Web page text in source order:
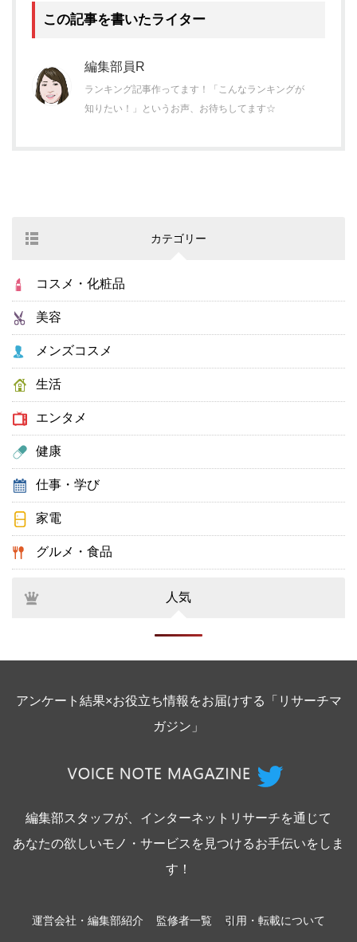
この記事を書いたライター
編集部員R
ランキング記事作ってます！「こんなランキングが
知りたい！」というお声、お待ちしてます☆
カテゴリー
コスメ・化粧品
美容
メンズコスメ
生活
エンタメ
健康
仕事・学び
家電
グルメ・食品
人気
アンケート結果×お役立ち情報をお届けする「リサーチマ
ガジン」
編集部スタッフが、インターネットリサーチを通じて
あなたの欲しいモノ・サービスを見つけるお手伝いをしま
す！
運営会社・編集部紹介 監修者一覧 引用・転載について